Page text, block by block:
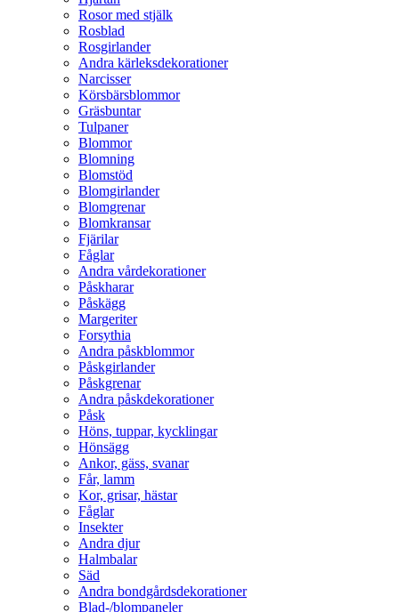
Rosor med stjälk
Rosblad
Rosgirlander
Andra kärleksdekorationer
Narcisser
Körsbärsblommor
Gräsbuntar
Tulpaner
Blommor
Blomning
Blomstöd
Blomgirlander
Blomgrenar
Blomkransar
Fjärilar
Fåglar
Andra vårdekorationer
Påskharar
Påskägg
Margeriter
Forsythia
Andra påskblommor
Påskgirlander
Påskgrenar
Andra påskdekorationer
Påsk
Höns, tuppar, kycklingar
Hönsägg
Ankor, gäss, svanar
Får, lamm
Kor, grisar, hästar
Fåglar
Insekter
Andra djur
Halmbalar
Säd
Andra bondgårdsdekorationer
Blad-/blompaneler